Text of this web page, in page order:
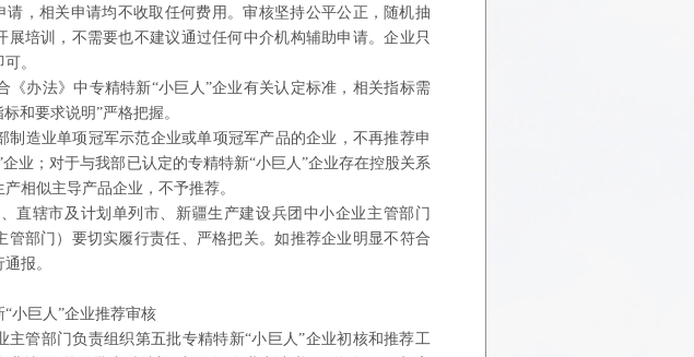
请，相关申请均不收取任何费用。审核坚持公平公正，随机抽
展培训，不需要也不建议通过任何中介机构辅助申请。企业只
。
《办法》中专精特新“小巨人”企业有关认定标准，相关指标需
和要求说明”严格把握。
制造业单项冠军示范企业或单项冠军产品的企业，不再推荐申
业；对于与我部已认定的专精特新“小巨人”企业存在控股关系
相似主导产品企业，不予推荐。
、直辖市及计划单列市、新疆生产建设兵团中小企业主管部门
管部门）要切实履行责任、严格把关。如推荐企业明显不符合
报。
“小巨人”企业推荐审核
主管部门负责组织第五批专精特新“小巨人”企业初核和推荐工